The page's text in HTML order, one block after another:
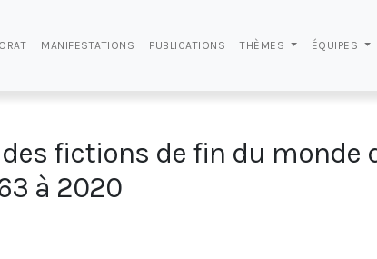
MANIFESTATIONS PUBLICATIONS THÈMES ÉQUIPES
fictions de fin du monde
à 2020